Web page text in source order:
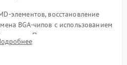
элементов, восстановление
BGA-чипов с использованием
станции. Прошивка микросхемы
портов USB